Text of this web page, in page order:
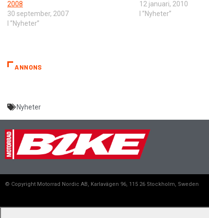
2008
30 september, 2007
I ”Nyheter”
12 januari, 2010
I ”Nyheter”
ANNONS
Nyheter
© Copyright Motorrad Nordic AB, Karlavägen 96, 115 26 Stockholm, Sweden